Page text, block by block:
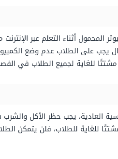
أثناء التعلم عبر
يجب على الطلاب عدم وضع
مشتتًا للغاية لجميع الطلاب في
العادية، يجب حظر الأكل والشرب
للغاية للطلاب، فلن يتمكن